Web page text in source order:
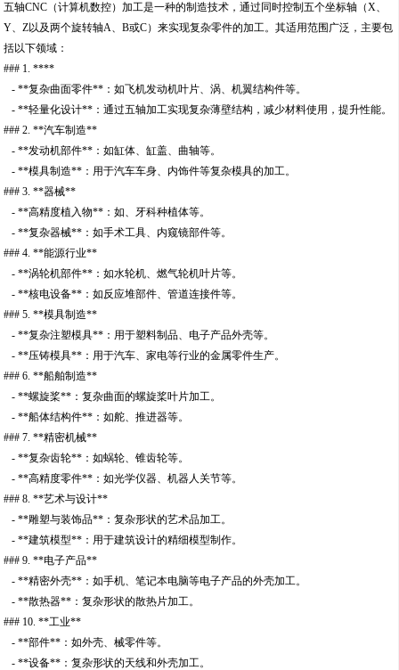
五轴CNC（计算机数控）加工是一种的制造技术，通过同时控制五个坐标轴（X、
Y、Z以及两个旋转轴A、B或C）来实现复杂零件的加工。其适用范围广泛，主要包
括以下领域：
### 1. ****
- **复杂曲面零件**：如飞机发动机叶片、涡、机翼结构件等。
- **轻量化设计**：通过五轴加工实现复杂薄壁结构，减少材料使用，提升性能。
### 2. **汽车制造**
- **发动机部件**：如缸体、缸盖、曲轴等。
- **模具制造**：用于汽车车身、内饰件等复杂模具的加工。
### 3. **器械**
- **高精度植入物**：如、牙科种植体等。
- **复杂器械**：如手术工具、内窥镜部件等。
### 4. **能源行业**
- **涡轮机部件**：如水轮机、燃气轮机叶片等。
- **核电设备**：如反应堆部件、管道连接件等。
### 5. **模具制造**
- **复杂注塑模具**：用于塑料制品、电子产品外壳等。
- **压铸模具**：用于汽车、家电等行业的金属零件生产。
### 6. **船舶制造**
- **螺旋桨**：复杂曲面的螺旋桨叶片加工。
- **船体结构件**：如舵、推进器等。
### 7. **精密机械**
- **复杂齿轮**：如蜗轮、锥齿轮等。
- **高精度零件**：如光学仪器、机器人关节等。
### 8. **艺术与设计**
- **雕塑与装饰品**：复杂形状的艺术品加工。
- **建筑模型**：用于建筑设计的精细模型制作。
### 9. **电子产品**
- **精密外壳**：如手机、笔记本电脑等电子产品的外壳加工。
- **散热器**：复杂形状的散热片加工。
### 10. **工业**
- **部件**：如外壳、械零件等。
- **设备**：复杂形状的天线和外壳加工。